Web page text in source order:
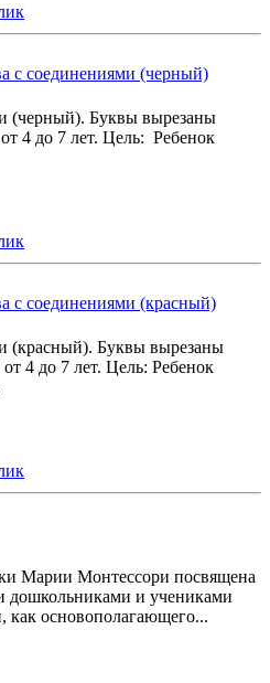
с соединениями (черный)
(черный). Буквы вырезаны
4 до 7 лет. Цель: Ребенок
с соединениями (красный)
(красный). Буквы вырезаны
4 до 7 лет. Цель: Ребенок
Марии Монтессори посвящена
дошкольниками и учениками
как основополагающего...